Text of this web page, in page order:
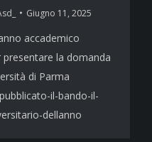
Giugno 11, 2025
accademico
la domanda
di Parma
il-bando-il-
dellanno